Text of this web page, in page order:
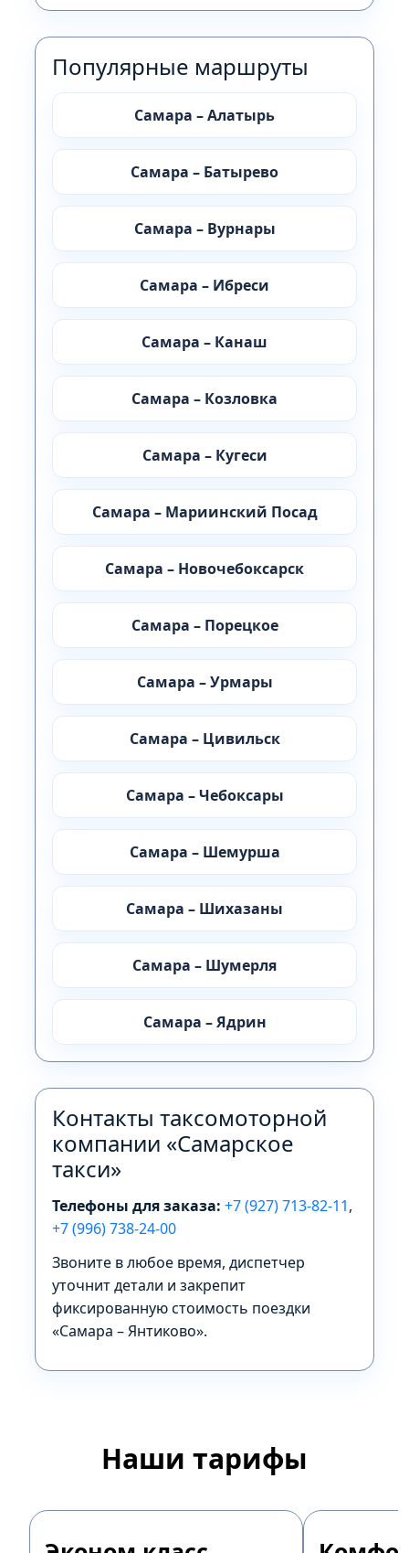
Популярные маршруты
Самара – Алатырь
Самара – Батырево
Самара – Вурнары
Самара – Ибреси
Самара – Канаш
Самара – Козловка
Самара – Кугеси
Самара – Мариинский Посад
Самара – Новочебоксарск
Самара – Порецкое
Самара – Урмары
Самара – Цивильск
Самара – Чебоксары
Самара – Шемурша
Самара – Шихазаны
Самара – Шумерля
Самара – Ядрин
Контакты таксомоторной
компании «Самарское
такси»
Телефоны для заказа: +7 (927) 713-82-11,
+7 (996) 738-24-00
Звоните в любое время, диспетчер
уточнит детали и закрепит
фиксированную стоимость поездки
«Самара – Янтиково».
Наши тарифы